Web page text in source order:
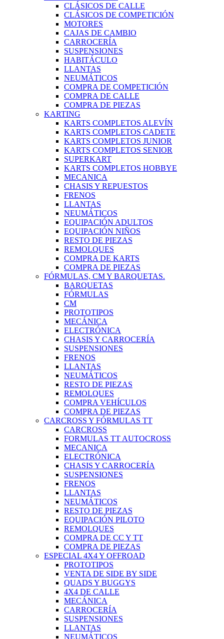
CLÁSICOS DE CALLE
CLÁSICOS DE COMPETICIÓN
MOTORES
CAJAS DE CAMBIO
CARROCERÍA
SUSPENSIONES
HABITÁCULO
LLANTAS
NEUMÁTICOS
COMPRA DE COMPETICIÓN
COMPRA DE CALLE
COMPRA DE PIEZAS
KARTING
KARTS COMPLETOS ALEVÍN
KARTS COMPLETOS CADETE
KARTS COMPLETOS JUNIOR
KARTS COMPLETOS SENIOR
SUPERKART
KARTS COMPLETOS HOBBYE
MECANICA
CHASIS Y REPUESTOS
FRENOS
LLANTAS
NEUMÁTICOS
EQUIPACIÓN ADULTOS
EQUIPACIÓN NIÑOS
RESTO DE PIEZAS
REMOLQUES
COMPRA DE KARTS
COMPRA DE PIEZAS
FÓRMULAS, CM Y BARQUETAS.
BARQUETAS
FÓRMULAS
CM
PROTOTIPOS
MECÁNICA
ELECTRÓNICA
CHASIS Y CARROCERÍA
SUSPENSIONES
FRENOS
LLANTAS
NEUMÁTICOS
RESTO DE PIEZAS
REMOLQUES
COMPRA VEHÍCULOS
COMPRA DE PIEZAS
CARCROSS Y FÓRMULAS TT
CARCROSS
FORMULAS TT AUTOCROSS
MECANICA
ELECTRÓNICA
CHASIS Y CARROCERÍA
SUSPENSIONES
FRENOS
LLANTAS
NEUMÁTICOS
RESTO DE PIEZAS
EQUIPACIÓN PILOTO
REMOLQUES
COMPRA DE CC Y TT
COMPRA DE PIEZAS
ESPECIAL 4X4 Y OFFROAD
PROTOTIPOS
VENTA DE SIDE BY SIDE
QUADS Y BUGGYS
4X4 DE CALLE
MECÁNICA
CARROCERÍA
SUSPENSIONES
LLANTAS
NEUMÁTICOS